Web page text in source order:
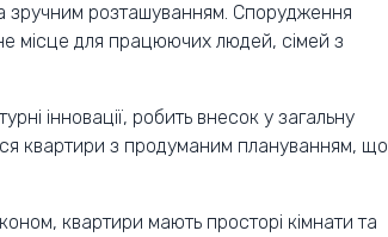
зручним розташуванням. Спорудження
місце для працюючих людей, сімей з
інновації, робить внесок у загальну
квартири з продуманим плануванням, що
квартири мають просторі кімнати та